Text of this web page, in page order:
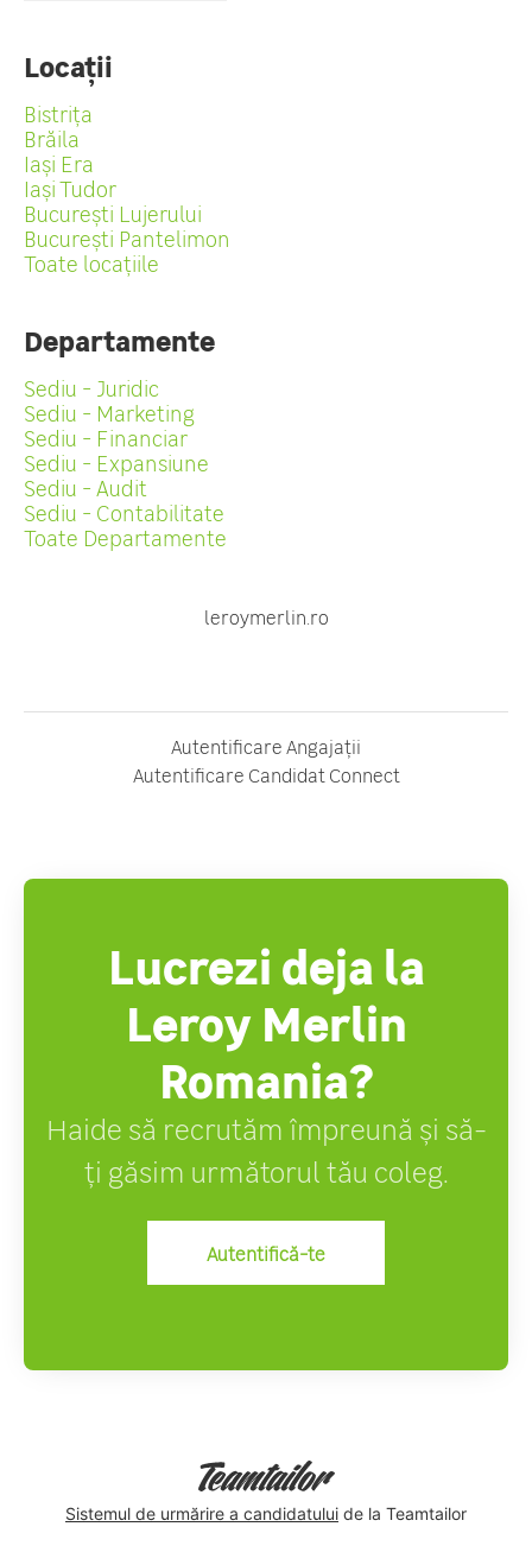
Locații
Bistrița
Brăila
Iași Era
Iași Tudor
București Lujerului
București Pantelimon
Toate locațiile
Departamente
Sediu - Juridic
Sediu - Marketing
Sediu - Financiar
Sediu - Expansiune
Sediu - Audit
Sediu - Contabilitate
Toate Departamente
leroymerlin.ro
Autentificare Angajații
Autentificare Candidat Connect
Lucrezi deja la
Leroy Merlin
Romania?
Haide să recrutăm împreună și să-
ți găsim următorul tău coleg.
Autentifică-te
Sistemul de urmărire a candidatului de la Teamtailor